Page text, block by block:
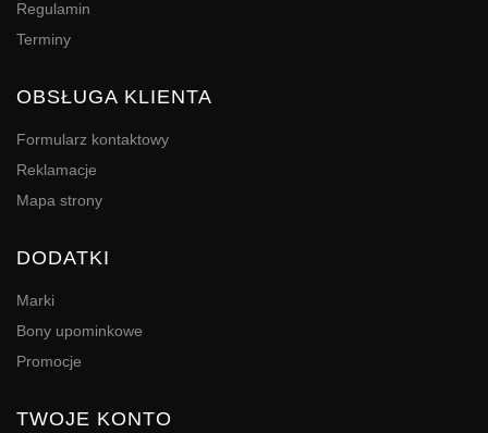
Regulamin
Terminy
OBSŁUGA KLIENTA
Formularz kontaktowy
Reklamacje
Mapa strony
DODATKI
Marki
Bony upominkowe
Promocje
TWOJE KONTO